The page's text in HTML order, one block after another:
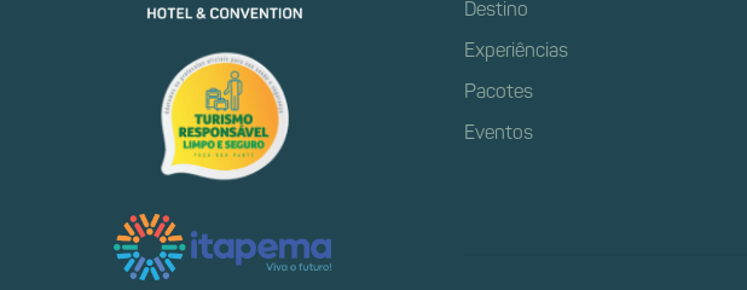
Destino
Experiências
Pacotes
Eventos